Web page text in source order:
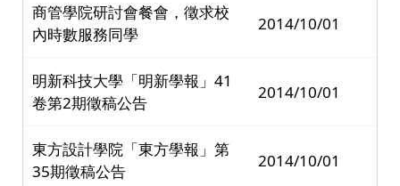
商管學院研討會餐會，徵求校
內時數服務同學
2014/10/01
明新科技大學「明新學報」41
卷第2期徵稿公告
2014/10/01
東方設計學院「東方學報」第
35期徵稿公告
2014/10/01